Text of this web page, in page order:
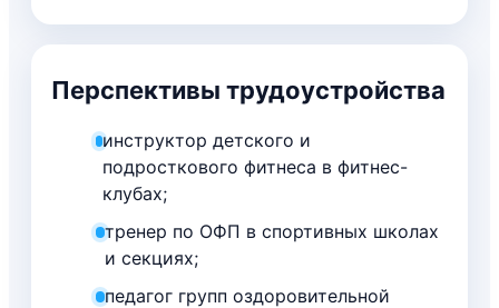
Перспективы трудоустройства
инструктор детского и
подросткового фитнеса в фитнес-
клубах;
тренер по ОФП в спортивных школах
и секциях;
педагог групп оздоровительной